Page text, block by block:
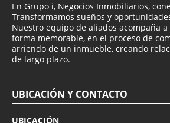
En Grupo i, Negocios Inmobiliarios,
Transformamos sueños y
Nuestro equipo de aliados acompaña a
forma memorable, en el proceso de
arriendo de un inmueble, creando
de largo plazo.
UBICACIÓN Y CONTACTO
UBICACIÓN